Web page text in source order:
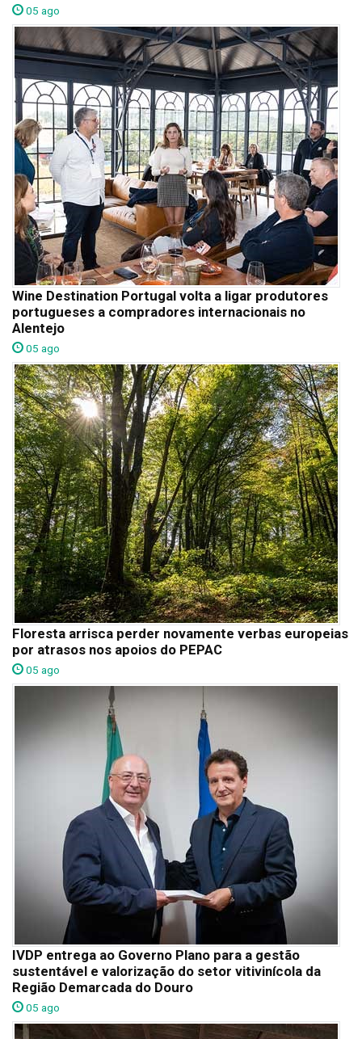
05 ago
Wine Destination Portugal volta a ligar produtores
portugueses a compradores internacionais no
Alentejo
05 ago
Floresta arrisca perder novamente verbas europeias
por atrasos nos apoios do PEPAC
05 ago
IVDP entrega ao Governo Plano para a gestão
sustentável e valorização do setor vitivinícola da
Região Demarcada do Douro
05 ago